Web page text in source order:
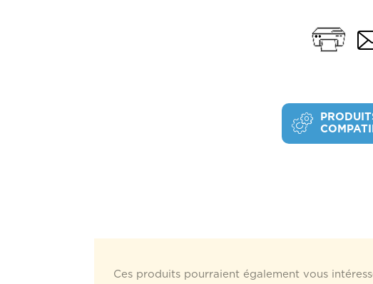
Ces produits pourraient également vous